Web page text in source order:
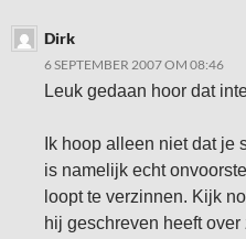
Dirk
6 SEPTEMBER 2007 OM 08:46
Leuk gedaan hoor dat
Ik hoop alleen niet dat je
is namelijk echt
loopt te verzinnen. Kijk
hij geschreven heeft